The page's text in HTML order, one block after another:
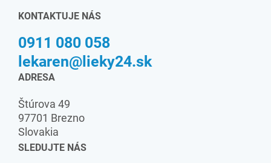
KONTAKTUJE NÁS
0911 080 058
lekaren@lieky24.sk
ADRESA
Štúrova 49
97701 Brezno
Slovakia
SLEDUJTE NÁS